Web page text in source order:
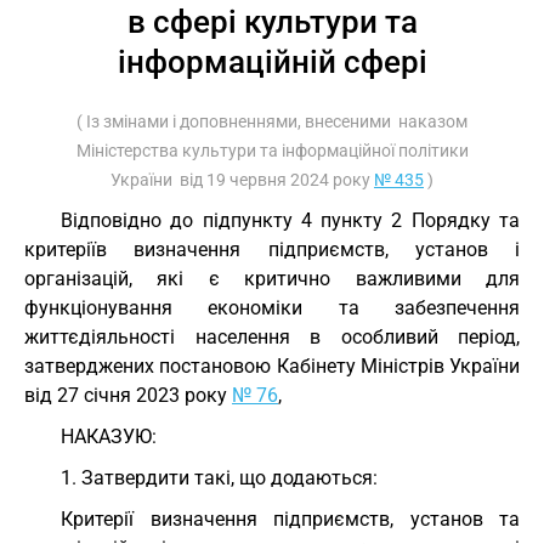
в сфері культури та
інформаційній сфері
( Із змінами і доповненнями, внесеними наказом
Міністерства культури та інформаційної політики
України від 19 червня 2024 року № 435)
Відповідно до підпункту 4 пункту 2 Порядку та
критеріїв визначення підприємств, установ і
організацій, які є критично важливими для
функціонування економіки та забезпечення
життєдіяльності населення в особливий період,
затверджених постановою Кабінету Міністрів України
від 27 січня 2023 року № 76,
НАКАЗУЮ:
1. Затвердити такі, що додаються:
Критерії визначення підприємств, установ та